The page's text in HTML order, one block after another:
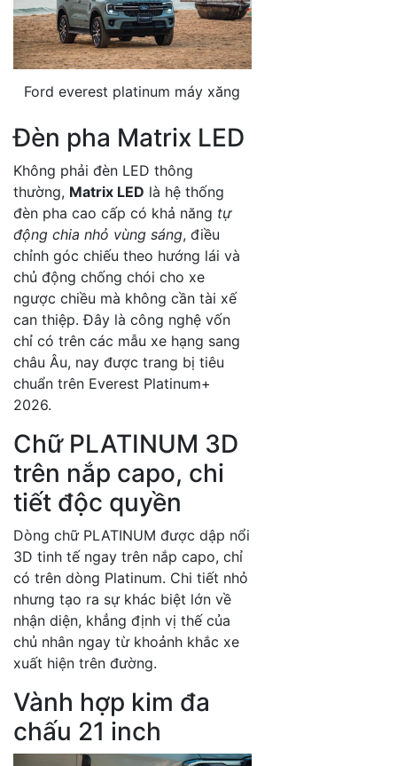
Ford everest platinum máy xăng
Đèn pha Matrix LED
Không phải đèn LED thông
thường, Matrix LED là hệ thống
đèn pha cao cấp có khả năng tự
động chia nhỏ vùng sáng, điều
chỉnh góc chiếu theo hướng lái và
chủ động chống chói cho xe
ngược chiều mà không cần tài xế
can thiệp. Đây là công nghệ vốn
chỉ có trên các mẫu xe hạng sang
châu Âu, nay được trang bị tiêu
chuẩn trên Everest Platinum+
2026.
Chữ PLATINUM 3D
trên nắp capo, chi
tiết độc quyền
Dòng chữ PLATINUM được dập nổi
3D tinh tế ngay trên nắp capo, chỉ
có trên dòng Platinum. Chi tiết nhỏ
nhưng tạo ra sự khác biệt lớn về
nhận diện, khẳng định vị thế của
chủ nhân ngay từ khoảnh khắc xe
xuất hiện trên đường.
Vành hợp kim đa
chấu 21 inch